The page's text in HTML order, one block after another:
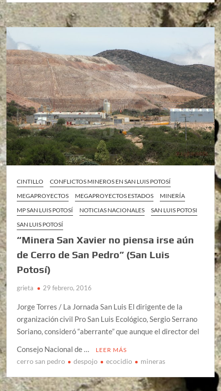
CINTILLO
CONFLICTOS MINEROS EN SAN LUIS POTOSÍ
MEGAPROYECTOS
MEGAPROYECTOS ESTADOS
MINERÍA
MP SAN LUIS POTOSÍ
NOTICIAS NACIONALES
SAN LUIS POTOSI
SAN LUIS POTOSÍ
“Minera San Xavier no piensa irse aún
de Cerro de San Pedro” (San Luis
Potosí)
grieta 29 febrero, 2016
Jorge Torres / La Jornada San Luis El dirigente de la
organización civil Pro San Luis Ecológico, Sergio Serrano
Soriano, consideró “aberrante” que aunque el director del
Consejo Nacional de …
LEER MÁS
cerro san pedro despojo ecocidio mineras